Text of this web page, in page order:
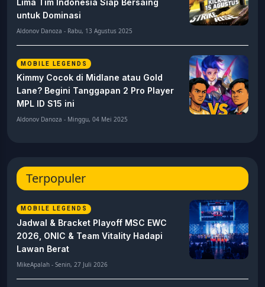
untuk Dominasi
Aldonov Danoza - Rabu, 13 Agustus 2025
MOBILE LEGENDS
Kimmy Cocok di Midlane atau Gold
Lane? Begini Tanggapan 2 Pro Player
MPL ID S15 ini
Aldonov Danoza - Minggu, 04 Mei 2025
Terpopuler
MOBILE LEGENDS
Jadwal & Bracket Playoff MSC EWC
2026, ONIC & Team Vitality Hadapi
Lawan Berat
MikeApalah - Senin, 27 Juli 2026